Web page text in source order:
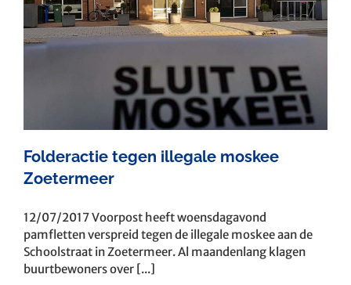
Folderactie tegen illegale moskee
Zoetermeer
12/07/2017 Voorpost heeft woensdagavond
pamfletten verspreid tegen de illegale moskee aan de
Schoolstraat in Zoetermeer. Al maandenlang klagen
buurtbewoners over [...]